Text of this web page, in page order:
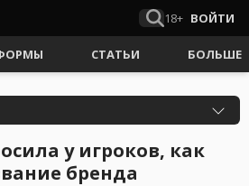
18+ ВОЙТИ
СТАТЬИ БОЛЬШЕ
у игроков, как
бренда